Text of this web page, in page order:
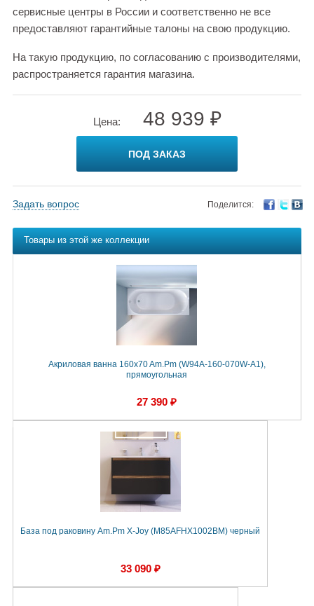
сервисные центры в России и соответственно не все
предоставляют гарантийные талоны на свою продукцию.
На такую продукцию, по согласованию с производителями,
распространяется гарантия магазина.
Цена: 48 939 ₽
ПОД ЗАКАЗ
Задать вопрос Поделится:
Товары из этой же коллекции
Акриловая ванна 160x70 Am.Pm (W94A-160-070W-A1),
прямоугольная
27 390 ₽
База под раковину Am.Pm X-Joy (M85AFHX1002BM) черный
33 090 ₽